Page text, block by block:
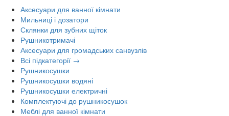
Аксесуари для ванної кімнати
Мильниці і дозатори
Склянки для зубних щіток
Рушникотримачі
Аксесуари для громадських санвузлів
Всі підкатегорії →
Рушникосушки
Рушникосушки водяні
Рушникосушки електричні
Комплектуючі до рушникосушок
Меблі для ванної кімнати